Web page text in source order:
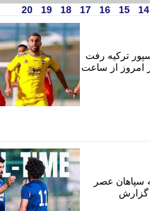
14
15
16
17
18
19
20
ترکیه رفت
عصر امروز از ساعت
سپاهان عصر
به گزارش